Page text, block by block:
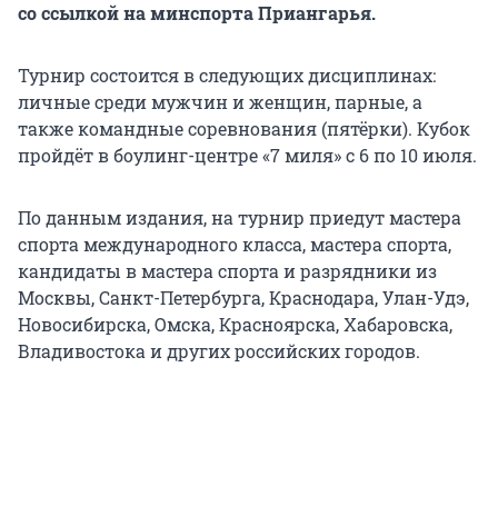
со ссылкой на минспорта Приангарья.
Турнир состоится в следующих дисциплинах:
личные среди мужчин и женщин, парные, а
также командные соревнования (пятёрки). Кубок
пройдёт в боулинг-центре «7 миля» с 6 по 10 июля.
По данным издания, на турнир приедут мастера
спорта международного класса, мастера спорта,
кандидаты в мастера спорта и разрядники из
Москвы, Санкт-Петербурга, Краснодара, Улан-Удэ,
Новосибирска, Омска, Красноярска, Хабаровска,
Владивостока и других российских городов.